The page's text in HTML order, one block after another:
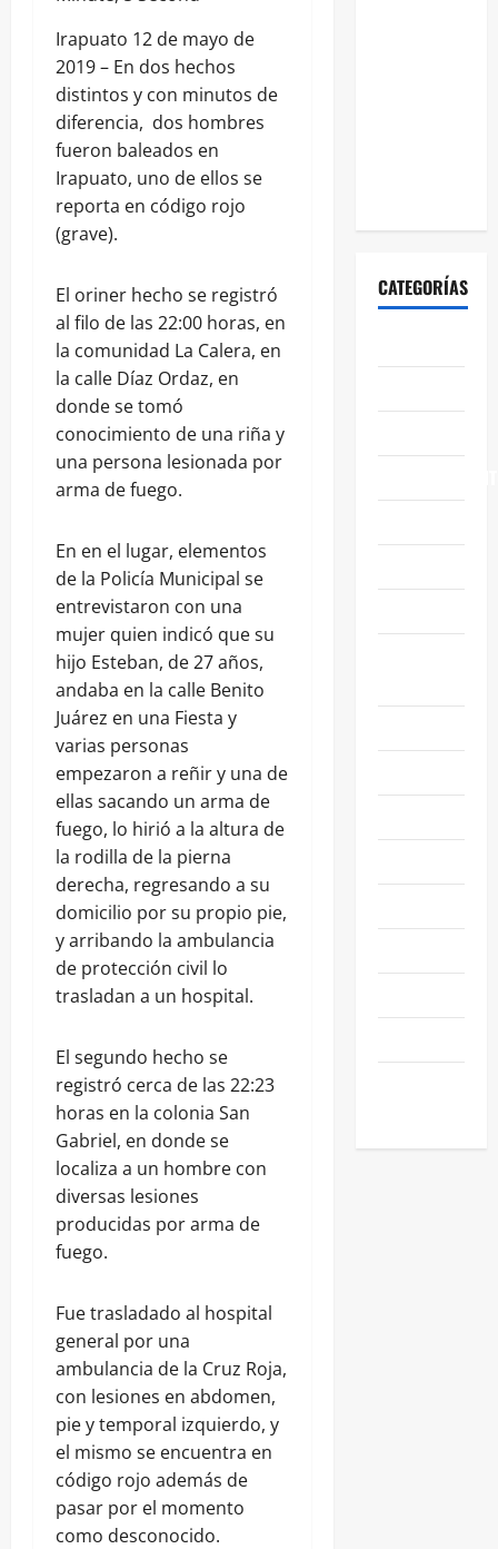
Irapuato 12 de mayo de
2019 – En dos hechos
distintos y con minutos de
diferencia, dos hombres
fueron baleados en
Irapuato, uno de ellos se
reporta en código rojo
(grave).
El oriner hecho se registró
al filo de las 22:00 horas, en
la comunidad La Calera, en
la calle Díaz Ordaz, en
donde se tomó
conocimiento de una riña y
una persona lesionada por
arma de fuego.
En en el lugar, elementos
de la Policía Municipal se
entrevistaron con una
mujer quien indicó que su
hijo Esteban, de 27 años,
andaba en la calle Benito
Juárez en una Fiesta y
varias personas
empezaron a reñir y una de
ellas sacando un arma de
fuego, lo hirió a la altura de
la rodilla de la pierna
derecha, regresando a su
domicilio por su propio pie,
y arribando la ambulancia
de protección civil lo
trasladan a un hospital.
El segundo hecho se
registró cerca de las 22:23
horas en la colonia San
Gabriel, en donde se
localiza a un hombre con
diversas lesiones
producidas por arma de
fuego.
Fue trasladado al hospital
general por una
ambulancia de la Cruz Roja,
con lesiones en abdomen,
pie y temporal izquierdo, y
el mismo se encuentra en
código rojo además de
pasar por el momento
como desconocido.
CATEGORÍAS